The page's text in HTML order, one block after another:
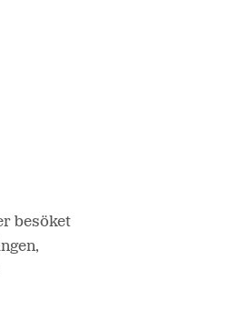
besöket